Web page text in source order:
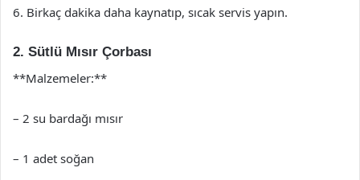
6. Birkaç dakika daha kaynatıp, sıcak servis yapın.
2. Sütlü Mısır Çorbası
**Malzemeler:**
– 2 su bardağı mısır
– 1 adet soğan